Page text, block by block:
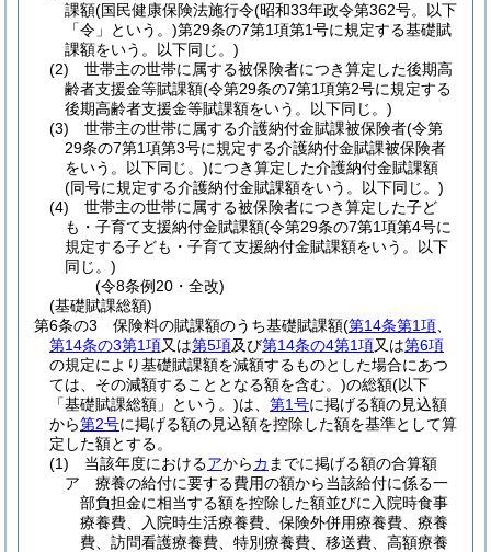
課額(国民健康保険法施行令(昭和33年政令第362号。以下
「令」という。)第29条の7第1項第1号に規定する基礎賦
課額をいう。以下同じ。)
(2)
世帯主の世帯に属する被保険者につき算定した後期高
齢者支援金等賦課額(令第29条の7第1項第2号に規定する
後期高齢者支援金等賦課額をいう。以下同じ。)
(3)
世帯主の世帯に属する介護納付金賦課被保険者(令第
29条の7第1項第3号に規定する介護納付金賦課被保険者
をいう。以下同じ。)につき算定した介護納付金賦課額
(同号に規定する介護納付金賦課額をいう。以下同じ。)
(4)
世帯主の世帯に属する被保険者につき算定した子ど
も・子育て支援納付金賦課額(令第29条の7第1項第4号に
規定する子ども・子育て支援納付金賦課額をいう。以下
同じ。)
(令8条例20・全改)
(基礎賦課総額)
第6条の3
保険料の賦課額のうち基礎賦課額(第14条第1項
第14条の3第1項又は第5項及び第14条の4第1項又は第6項
の規定により基礎賦課額を減額するものとした場合にあつ
ては、その減額することとなる額を含む。)の総額(以下
「基礎賦課総額」という。)は、 第1号に掲げる額の見込額
から第2号に掲げる額の見込額を控除した額を基準として算
定した額とする。
(1)
当該年度におけるアからカ までに掲げる額の合算額
ア
療養の給付に要する費用の額から当該給付に係る一
部負担金に相当する額を控除した額並びに入院時食事
療養費、入院時生活療養費、保険外併用療養費、療養
費、訪問看護療養費、特別療養費、移送費、高額療養